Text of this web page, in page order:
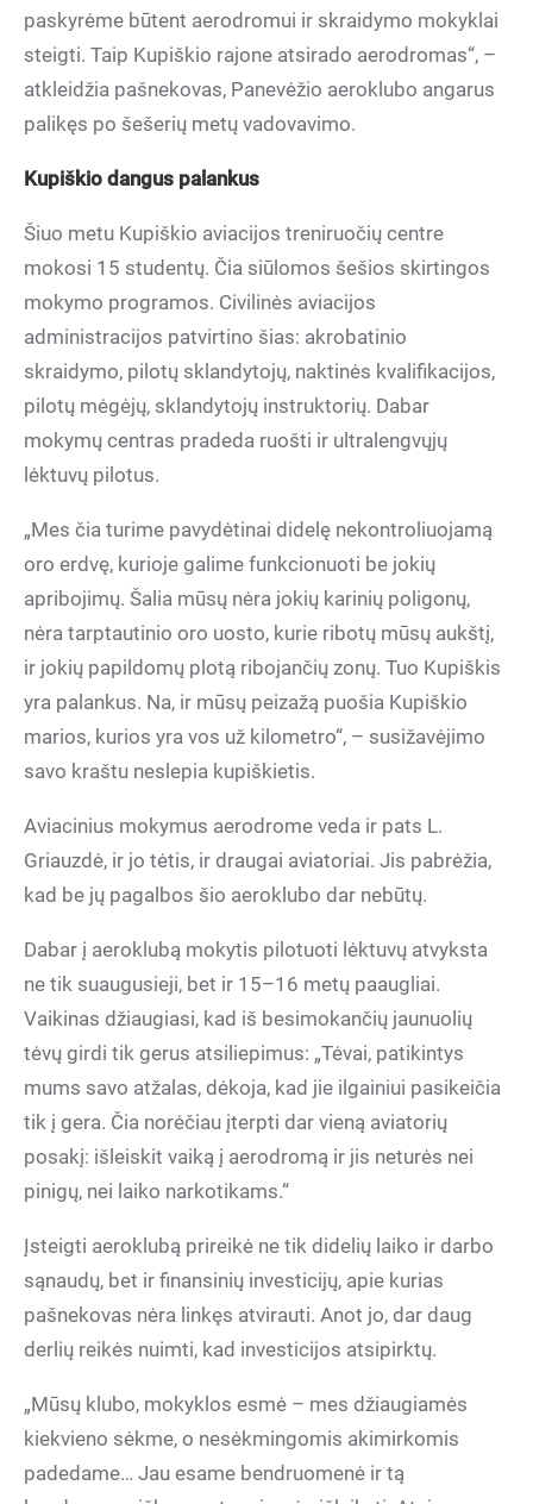
paskyrėme būtent aerodromui ir skraidymo mokyklai
steigti. Taip Kupiškio rajone atsirado aerodromas“, –
atkleidžia pašnekovas, Panevėžio aeroklubo angarus
palikęs po šešerių metų vadovavimo.
Kupiškio dangus palankus
Šiuo metu Kupiškio aviacijos treniruočių centre
mokosi 15 studentų. Čia siūlomos šešios skirtingos
mokymo programos. Civilinės aviacijos
administracijos patvirtino šias: akrobatinio
skraidymo, pilotų sklandytojų, naktinės kvalifikacijos,
pilotų mėgėjų, sklandytojų instruktorių. Dabar
mokymų centras pradeda ruošti ir ultralengvųjų
lėktuvų pilotus.
„Mes čia turime pavydėtinai didelę nekontroliuojamą
oro erdvę, kurioje galime funkcionuoti be jokių
apribojimų. Šalia mūsų nėra jokių karinių poligonų,
nėra tarptautinio oro uosto, kurie ribotų mūsų aukštį,
ir jokių papildomų plotą ribojančių zonų. Tuo Kupiškis
yra palankus. Na, ir mūsų peizažą puošia Kupiškio
marios, kurios yra vos už kilometro“, – susižavėjimo
savo kraštu neslepia kupiškietis.
Aviacinius mokymus aerodrome veda ir pats L.
Griauzdė, ir jo tėtis, ir draugai aviatoriai. Jis pabrėžia,
kad be jų pagalbos šio aeroklubo dar nebūtų.
Dabar į aeroklubą mokytis pilotuoti lėktuvų atvyksta
ne tik suaugusieji, bet ir 15–16 metų paaugliai.
Vaikinas džiaugiasi, kad iš besimokančių jaunuolių
tėvų girdi tik gerus atsiliepimus: „Tėvai, patikintys
mums savo atžalas, dėkoja, kad jie ilgainiui pasikeičia
tik į gera. Čia norėčiau įterpti dar vieną aviatorių
posakį: išleiskit vaiką į aerodromą ir jis neturės nei
pinigų, nei laiko narkotikams.“
Įsteigti aeroklubą prireikė ne tik didelių laiko ir darbo
sąnaudų, bet ir finansinių investicijų, apie kurias
pašnekovas nėra linkęs atvirauti. Anot jo, dar daug
derlių reikės nuimti, kad investicijos atsipirktų.
„Mūsų klubo, mokyklos esmė – mes džiaugiamės
kiekvieno sėkme, o nesėkmingomis akimirkomis
padedame… Jau esame bendruomenė ir tą